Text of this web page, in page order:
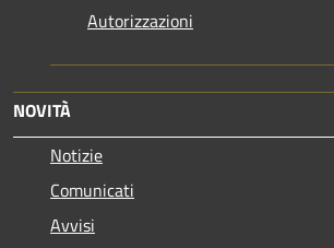
Autorizzazioni
NOVITÀ
Notizie
Comunicati
Avvisi